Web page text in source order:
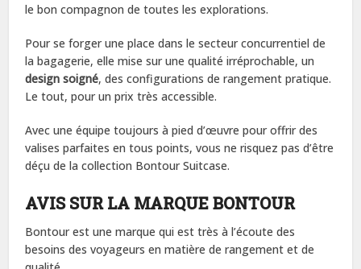
le bon compagnon de toutes les explorations.
Pour se forger une place dans le secteur concurrentiel de
la bagagerie, elle mise sur une qualité irréprochable, un
design soigné, des configurations de rangement pratique.
Le tout, pour un prix très accessible.
Avec une équipe toujours à pied d’œuvre pour offrir des
valises parfaites en tous points, vous ne risquez pas d’être
déçu de la collection Bontour Suitcase.
AVIS SUR LA MARQUE BONTOUR
Bontour est une marque qui est très à l’écoute des
besoins des voyageurs en matière de rangement et de